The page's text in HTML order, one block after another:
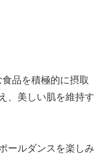
品を積極的に摂取
、美しい肌を維持す
ールダンスを楽しみ